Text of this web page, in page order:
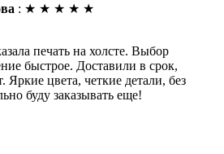
: ★ ★ ★ ★ ★
печать на холсте. Выбор
быстрое. Доставили в срок,
Яркие цвета, четкие детали, без
буду заказывать еще!